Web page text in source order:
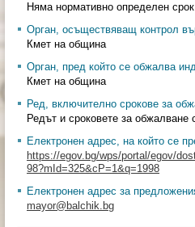
Няма нормативно определен срок
Орган, осъществяващ контрол
Кмет на община
Орган, пред който се обжалва
Кмет на община
Ред, включително срокове за
Редът и сроковете за
Електронен адрес, на който се
https://egov.bg/wps/portal/egov/
98?mId=325&cP=1&q=1998
Електронен адрес за
mayor@balchik.bg